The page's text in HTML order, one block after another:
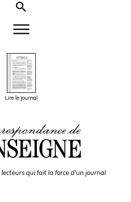
Lire le journal
lecteurs qui fait la force d'un journal